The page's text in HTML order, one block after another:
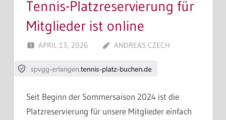
Tennis-Platzreservierung für
Mitglieder ist online
APRIL 13, 2026 ANDREAS CZECH
Seit Beginn der Sommersaison 2024 ist die
Platzreservierung für unsere Mitglieder einfach